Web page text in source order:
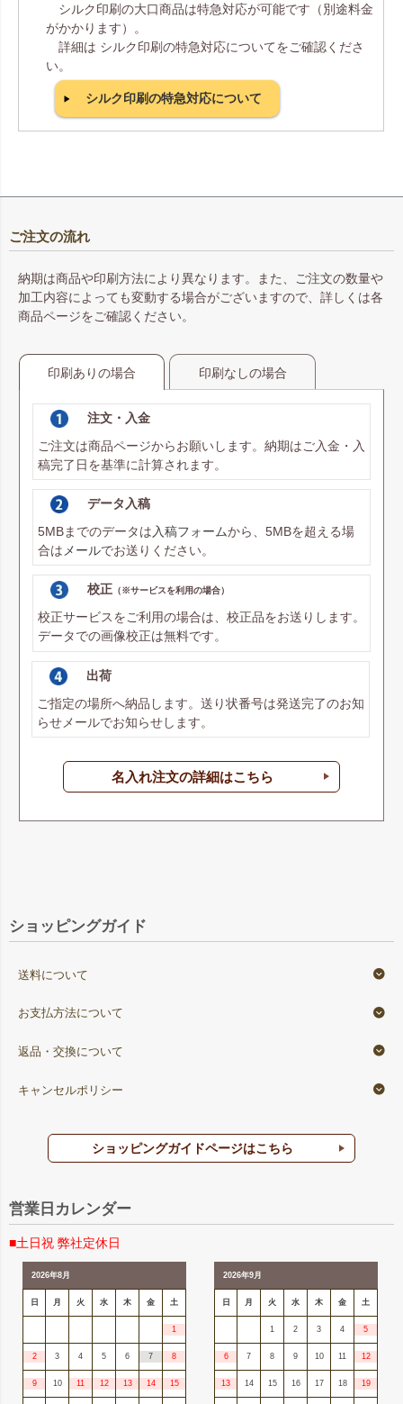
シルク印刷の大口商品は特急対応が可能です（別途料金
がかかります）。
詳細は シルク印刷の特急対応についてをご確認くださ
い。
シルク印刷の特急対応について
ご注文の流れ
納期は商品や印刷方法により異なります。また、ご注文の数量や
加工内容によっても変動する場合がございますので、詳しくは各
商品ページをご確認ください。
印刷ありの場合 印刷なしの場合
注文・入金
ご注文は商品ページからお願いします。納期はご入金・入
稿完了日を基準に計算されます。
データ入稿
5MBまでのデータは入稿フォームから、5MBを超える場
合はメールでお送りください。
校正（※サービスを利用の場合）
校正サービスをご利用の場合は、校正品をお送りします。
データでの画像校正は無料です。
出荷
ご指定の場所へ納品します。送り状番号は発送完了のお知
らせメールでお知らせします。
名入れ注文の詳細はこちら
ショッピングガイド
送料について
お支払方法について
返品・交換について
キャンセルポリシー
ショッピングガイドページはこちら
営業日カレンダー
■土日祝 弊社定休日
2026年8月
日 月 火 水 木 金 土
1
2 3 4 5 6 7 8
9 10 11 12 13 14 15
2026年9月
日 月 火 水 木 金 土
1 2 3 4 5
6 7 8 9 10 11 12
13 14 15 16 17 18 19